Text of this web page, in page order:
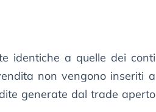
identiche a quelle dei conti
non vengono inseriti a
generate dal trade aperto